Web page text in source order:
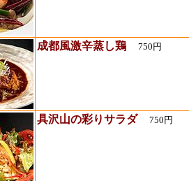
成都風激辛蒸し鶏 750円
具沢山の彩りサラダ 750円